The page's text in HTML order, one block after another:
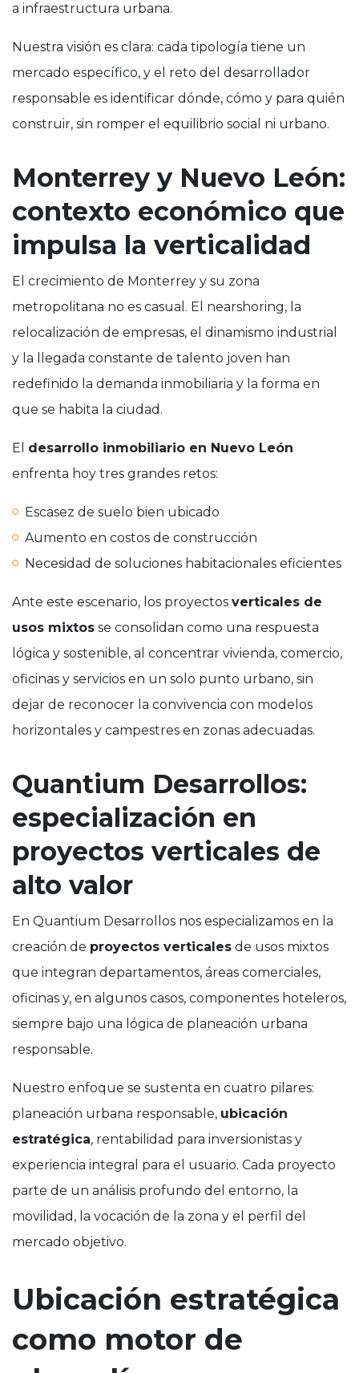
a infraestructura urbana.
Nuestra visión es clara: cada tipología tiene un
mercado específico, y el reto del desarrollador
responsable es identificar dónde, cómo y para quién
construir, sin romper el equilibrio social ni urbano.
Monterrey y Nuevo León:
contexto económico que
impulsa la verticalidad
El crecimiento de Monterrey y su zona
metropolitana no es casual. El nearshoring, la
relocalización de empresas, el dinamismo industrial
y la llegada constante de talento joven han
redefinido la demanda inmobiliaria y la forma en
que se habita la ciudad.
El desarrollo inmobiliario en Nuevo León
enfrenta hoy tres grandes retos:
Escasez de suelo bien ubicado
Aumento en costos de construcción
Necesidad de soluciones habitacionales eficientes
Ante este escenario, los proyectos verticales de
usos mixtos se consolidan como una respuesta
lógica y sostenible, al concentrar vivienda, comercio,
oficinas y servicios en un solo punto urbano, sin
dejar de reconocer la convivencia con modelos
horizontales y campestres en zonas adecuadas.
Quantium Desarrollos:
especialización en
proyectos verticales de
alto valor
En Quantium Desarrollos nos especializamos en la
creación de proyectos verticales de usos mixtos
que integran departamentos, áreas comerciales,
oficinas y, en algunos casos, componentes hoteleros,
siempre bajo una lógica de planeación urbana
responsable.
Nuestro enfoque se sustenta en cuatro pilares:
planeación urbana responsable, ubicación
estratégica, rentabilidad para inversionistas y
experiencia integral para el usuario. Cada proyecto
parte de un análisis profundo del entorno, la
movilidad, la vocación de la zona y el perfil del
mercado objetivo.
Ubicación estratégica
como motor de